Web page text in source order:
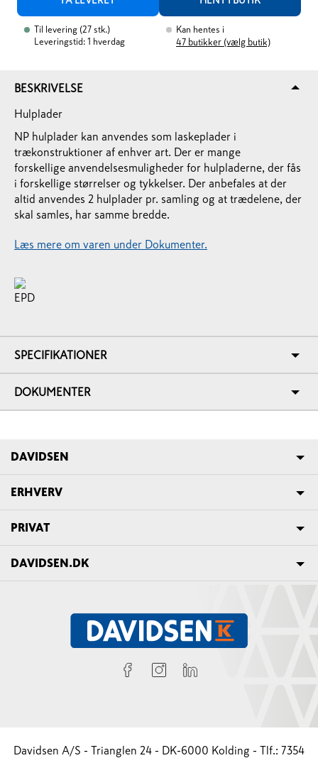
Til levering (27 stk.)
Leveringstid: 1 hverdag
Kan hentes i
47 butikker (vælg butik)
BESKRIVELSE
Hulplader
NP hulplader kan anvendes som laskeplader i
trækonstruktioner af enhver art. Der er mange
forskellige anvendelsesmuligheder for hulpladerne, der fås
i forskellige størrelser og tykkelser. Der anbefales at der
altid anvendes 2 hulplader pr. samling og at trædelene, der
skal samles, har samme bredde.
Læs mere om varen under Dokumenter.
SPECIFIKATIONER
DOKUMENTER
DAVIDSEN
ERHVERV
PRIVAT
DAVIDSEN.DK
Davidsen A/S - Trianglen 24 - DK-6000 Kolding - Tlf.: 7354